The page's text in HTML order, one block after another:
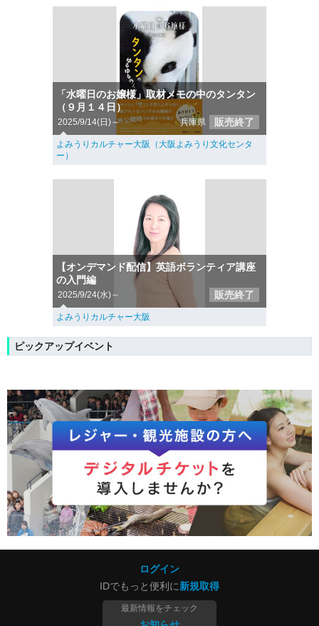
「水曜日のお嬢様」取材メモの中のタンタン
（９月１４日）
2025/9/14(日)～ 兵庫県 販売終了
よみうりカルチャー大阪（大阪よみうり文化センタ
ー）
【オンデマンド配信】英語ボランティア講座
の入門編
2025/9/24(水)～ 販売終了
よみうりカルチャー大阪
ピックアップイベント
ログイン
IDでもっと便利に新規取得
最新情報をチェック